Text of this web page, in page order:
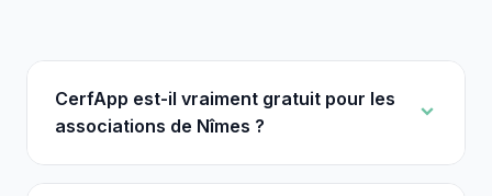
CerfApp est-il vraiment gratuit pour les
associations de Nîmes ?